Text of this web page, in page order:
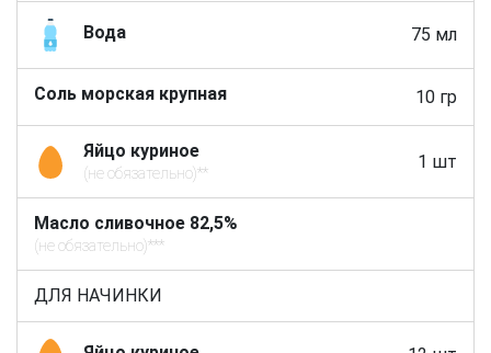
Вода 75 мл
Соль морская крупная 10 гр
Яйцо куриное
(не обязательно)**
1 шт
Масло сливочное 82,5%
(не обязательно)***
ДЛЯ НАЧИНКИ